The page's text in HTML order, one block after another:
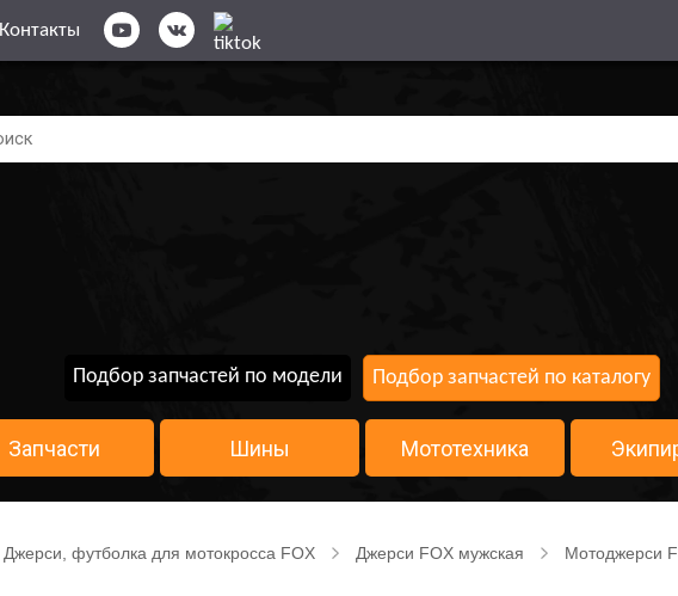
Контакты
Подбор запчастей по модели Подбор запчастей по каталогу
Запчасти Шины Мототехника
Джерси, футболка для мотокросса FOX Джерси FOX мужская Мотоджерси